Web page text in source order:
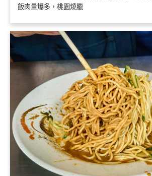
飯肉量爆多，桃園燒臘